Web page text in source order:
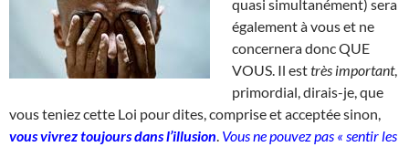
quasi simultanément) sera
également à vous et ne
concernera donc QUE
VOUS. Il esttrès important,
primordial, dirais-je, que
vous teniez cette Loi pour dites, comprise et acceptée sinon,
vous vivrez toujours dans l’illusion Vous ne pouvez pas « sentir les